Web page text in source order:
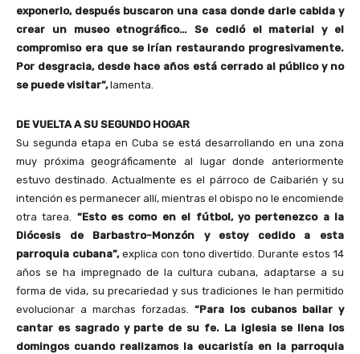
exponerlo, después buscaron una casa donde darle cabida y
crear un museo etnográfico… Se cedió el material y el
compromiso era que se irían restaurando progresivamente.
Por desgracia, desde hace años está cerrado al público y no
se puede visitar”,lamenta.
DE VUELTA A SU SEGUNDO HOGAR
Su segunda etapa en Cuba se está desarrollando en una zona
muy próxima geográficamente al lugar donde anteriormente
estuvo destinado. Actualmente es el párroco de Caibarién y su
intención es permanecer allí, mientras el obispo no le encomiende
otra tarea. “Esto es como en el fútbol, yo pertenezco a la
Diócesis de Barbastro-Monzón y estoy cedido a esta
parroquia cubana”,explica con tono divertido. Durante estos 14
años se ha impregnado de la cultura cubana, adaptarse a su
forma de vida, su precariedad y sus tradiciones le han permitido
evolucionar a marchas forzadas. “Para los cubanos bailar y
cantar es sagrado y parte de su fe. La iglesia se llena los
domingos cuando realizamos la eucaristía en la parroquia